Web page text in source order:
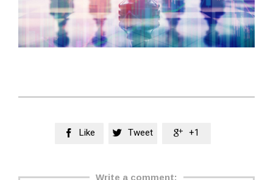
 Like  Tweet  +1
Write a comment: